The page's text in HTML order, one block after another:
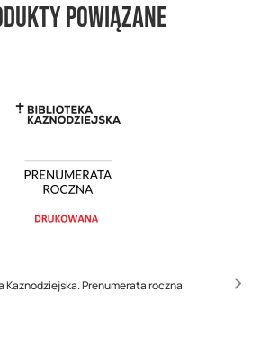
powiązane
Kaznodziejska. Prenumerata roczna